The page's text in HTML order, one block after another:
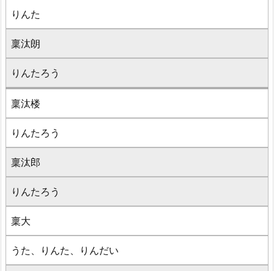
りんた
稟汰朗
りんたろう
稟汰楼
りんたろう
稟汰郎
りんたろう
稟大
うた、りんた、りんだい